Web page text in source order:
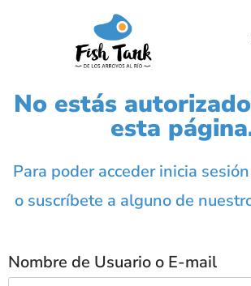
No estás
esta
Para poder acceder inicia
o suscríbete a alguno de
Nombre de Usuario o E-mail